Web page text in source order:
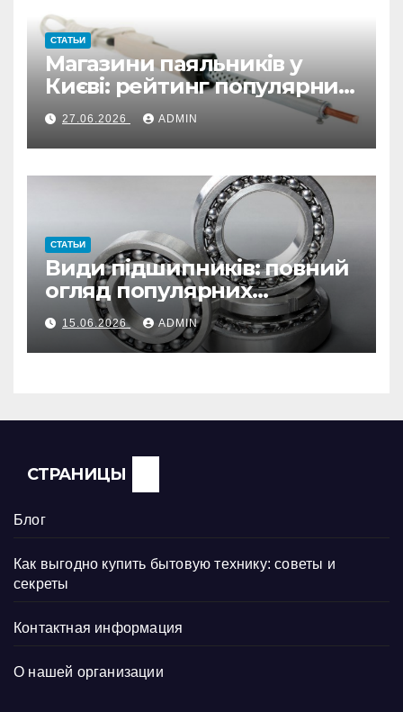
СТАТЬИ
Магазини паяльників у
Києві: рейтинг популярних
варіантів
27.06.2026 ADMIN
СТАТЬИ
Види підшипників: повний
огляд популярних
конструкцій та їх
застосування
15.06.2026 ADMIN
СТРАНИЦЫ
Блог
Как выгодно купить бытовую технику: советы и
секреты
Контактная информация
О нашей организации